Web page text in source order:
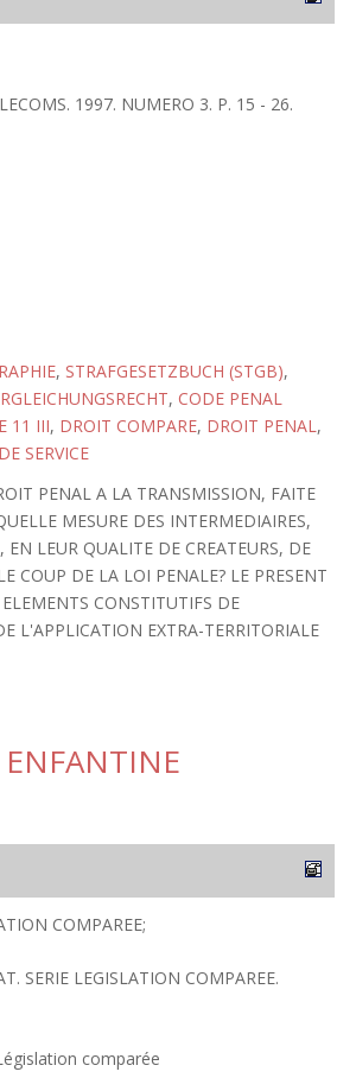
1997. NUMERO 3. P. 15 - 26.
, STRAFGESETZBUCH (STGB),
, CODE PENAL
11 III, DROIT COMPARE, DROIT PENAL,
SERVICE
PENAL A LA TRANSMISSION, FAITE
MESURE DES INTERMEDIAIRES,
LEUR QUALITE DE CREATEURS, DE
COUP DE LA LOI PENALE? LE PRESENT
CONSTITUTIFS DE
L'APPLICATION EXTRA-TERRITORIALE
ENFANTINE
COMPAREE;
SERIE LEGISLATION COMPAREE.
comparée